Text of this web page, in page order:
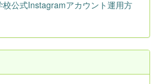
公式Instagramアカウント運用方